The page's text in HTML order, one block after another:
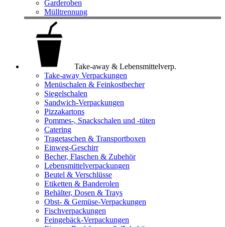
Garderoben
Mülltrennung
Take-away & Lebensmittelverp.
Take-away Verpackungen
Menüschalen & Feinkostbecher
Siegelschalen
Sandwich-Verpackungen
Pizzakartons
Pommes-, Snackschalen und -tüten
Catering
Tragetaschen & Transportboxen
Einweg-Geschirr
Becher, Flaschen & Zubehör
Lebensmittelverpackungen
Beutel & Verschlüsse
Etiketten & Banderolen
Behälter, Dosen & Trays
Obst- & Gemüse-Verpackungen
Fischverpackungen
Feingebäck-Verpackungen